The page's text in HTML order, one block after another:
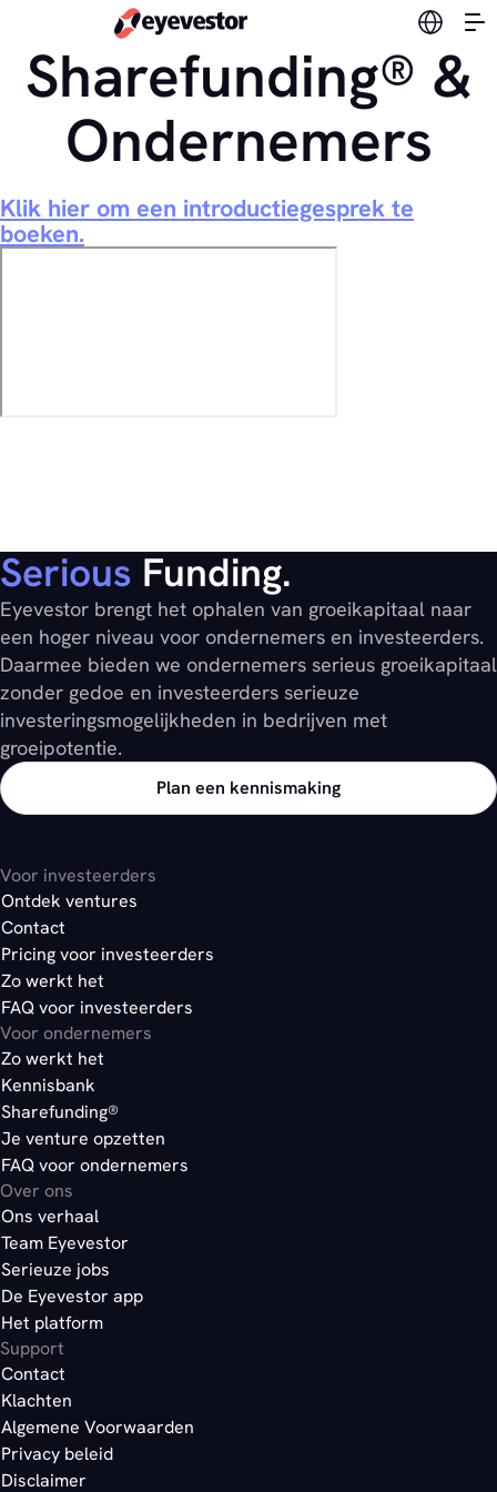
Sharefunding® &
Ondernemers
Klik hier om een introductiegesprek te
boeken.
Serious Funding.
Eyevestor brengt het ophalen van groeikapitaal naar
een hoger niveau voor ondernemers en investeerders.
Daarmee bieden we ondernemers serieus groeikapitaal
zonder gedoe en investeerders serieuze
investeringsmogelijkheden in bedrijven met
groeipotentie.
Plan een kennismaking
Voor investeerders
Ontdek ventures
Contact
Pricing voor investeerders
Zo werkt het
FAQ voor investeerders
Voor ondernemers
Zo werkt het
Kennisbank
Sharefunding®
Je venture opzetten
FAQ voor ondernemers
Over ons
Ons verhaal
Team Eyevestor
Serieuze jobs
De Eyevestor app
Het platform
Support
Contact
Klachten
Algemene Voorwaarden
Privacy beleid
Disclaimer